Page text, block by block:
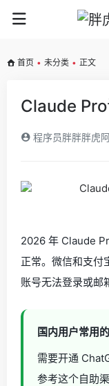
首页 • 未分类 • 正文
Claude
程序员胖胖胖虎
2026 年 Claude
正常。微信和支付
账号无法登录或邮
国内用户常用
需要开通
参考这个自助